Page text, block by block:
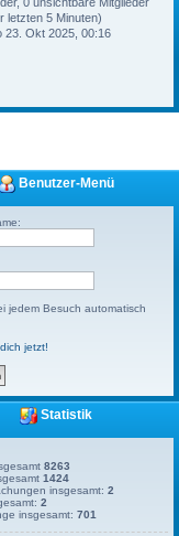
letzten 5 Minuten)
23. Okt 2025, 00:16
Benutzer-Menü
jedem Besuch automatisch
jetzt!
Statistik
8263
1424
insgesamt:2
2
insgesamt:701